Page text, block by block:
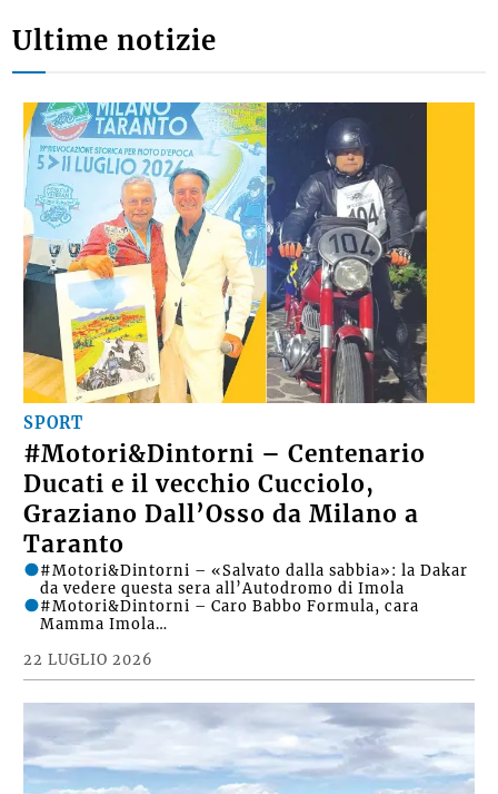
Ultime notizie
SPORT
#Motori&Dintorni – Centenario
Ducati e il vecchio Cucciolo,
Graziano Dall’Osso da Milano a
Taranto
22 LUGLIO 2026
#Motori&Dintorni – «Salvato dalla sabbia»: la Dakar
da vedere questa sera all’Autodromo di Imola
#Motori&Dintorni – Caro Babbo Formula, cara
Mamma Imola…